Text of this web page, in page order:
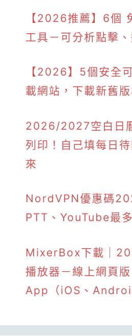
【2026推薦】6個
工具－可分析點擊
【2026】5個安全
載網站，下載新舊
2026/2027空白日
列印！自己填每日
來
NordVPN優惠碼
PTT、YouTube最
MixerBox下載｜
播放器－線上網頁
App（iOS、